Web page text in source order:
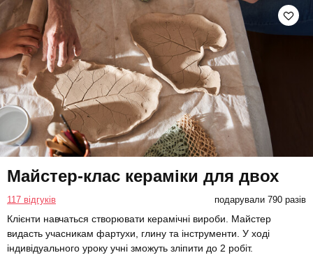
Майстер-клас кераміки для двох
117 відгуків подарували 790 разів
Клієнти навчаться створювати керамічні вироби. Майстер
видасть учасникам фартухи, глину та інструменти. У ході
індивідуального уроку учні зможуть зліпити до 2 робіт.